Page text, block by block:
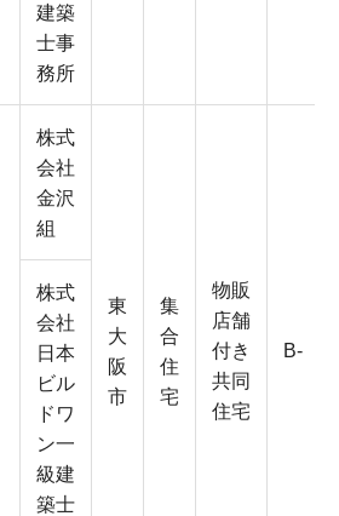
建築
士事
務所
株式
会社
金沢
組
東
大
阪
市
集
合
住
宅
物販
店舗
付き
共同
住宅
B-
株式
会社
日本
ビル
ドワ
ン一
級建
築士